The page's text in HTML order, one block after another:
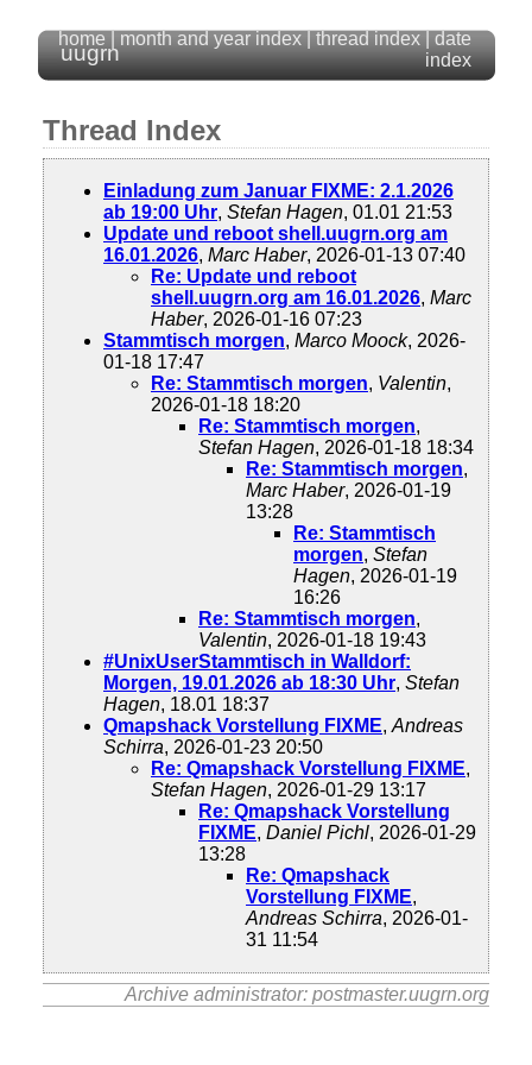
uugrn
home month and year index thread index
date
index
Thread Index
Einladung zum Januar FIXME: 2.1.2026
ab 19:00 Uhr, Stefan Hagen, 01.01 21:53
Update und reboot shell.uugrn.org am
16.01.2026, Marc Haber, 2026-01-13 07:40
Re: Update und reboot
shell.uugrn.org am 16.01.2026, Marc
Haber, 2026-01-16 07:23
Stammtisch morgen, Marco Moock, 2026-
01-18 17:47
Re: Stammtisch morgen, Valentin,
2026-01-18 18:20
Re: Stammtisch morgen,
Stefan Hagen, 2026-01-18 18:34
Re: Stammtisch morgen,
Marc Haber, 2026-01-19
13:28
Re: Stammtisch
morgen, Stefan
Hagen, 2026-01-19
16:26
Re: Stammtisch morgen,
Valentin, 2026-01-18 19:43
#UnixUserStammtisch in Walldorf:
Morgen, 19.01.2026 ab 18:30 Uhr, Stefan
Hagen, 18.01 18:37
Qmapshack Vorstellung FIXME, Andreas
Schirra, 2026-01-23 20:50
Re: Qmapshack Vorstellung FIXME,
Stefan Hagen, 2026-01-29 13:17
Re: Qmapshack Vorstellung
FIXME, Daniel Pichl, 2026-01-29
13:28
Re: Qmapshack
Vorstellung FIXME,
Andreas Schirra, 2026-01-
31 11:54
Archive administrator: postmaster.uugrn.org